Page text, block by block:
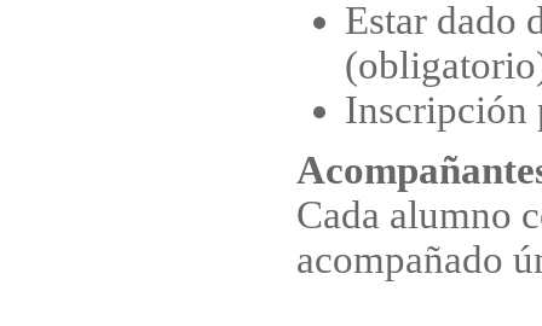
Estar dado
Inscripción
Cada alumno
acompañado